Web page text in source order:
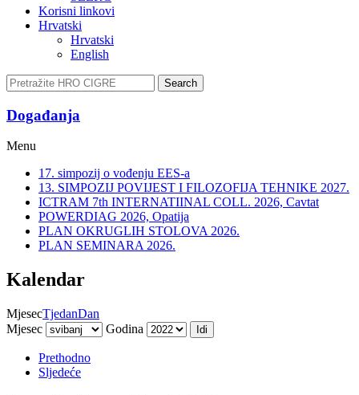
Korisni linkovi
Hrvatski
Hrvatski
English
Search
Događanja​
Menu
17. simpozij o vođenju EES-a
13. SIMPOZIJ POVIJEST I FILOZOFIJA TEHNIKE 2027.
ICTRAM 7th INTERNATIINAL COLL. 2026, Cavtat
POWERDIAG 2026, Opatija
PLAN OKRUGLIH STOLOVA 2026.
PLAN SEMINARA 2026.
Kalendar
MjesecTjedanDan
Mjesec
Godina
Prethodno
Sljedeće